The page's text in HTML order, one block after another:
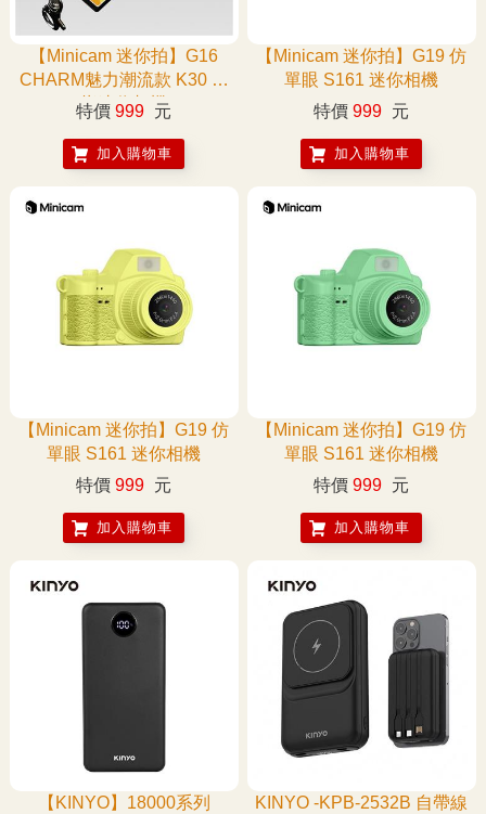
【Minicam 迷你拍】G16
CHARM魅力潮流款 K30 拇
指迷你相機
特價 999 元
加入購物車
【Minicam 迷你拍】G19 仿
單眼 S161 迷你相機
特價 999 元
加入購物車
【Minicam 迷你拍】G19 仿
單眼 S161 迷你相機
特價 999 元
加入購物車
【Minicam 迷你拍】G19 仿
單眼 S161 迷你相機
特價 999 元
加入購物車
【KINYO】18000系列
KINYO -KPB-2532B 自帶線